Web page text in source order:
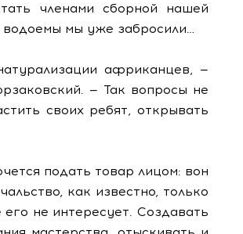
членами сборной нашей
водоемы мы уже забросили…
африканцев, —
— Так вопросы не
своих ребят, открывать
подать товар лицом: вон
как известно, только
не интересует. Создавать